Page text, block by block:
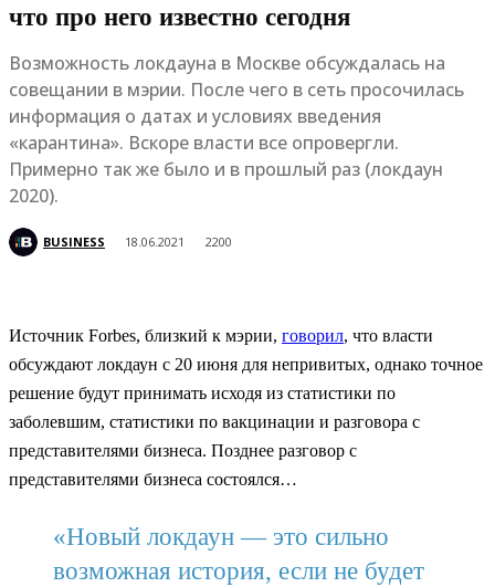
что про него известно сегодня
Возможность локдауна в Москве обсуждалась на
совещании в мэрии. После чего в сеть просочилась
информация о датах и условиях введения
«карантина». Вскоре власти все опровергли.
Примерно так же было и в прошлый раз (локдаун
2020).
BUSINESS 18.06.2021 2200
Источник Forbes, близкий к мэрии, говорил, что власти
обсуждают локдаун с 20 июня для непривитых, однако точное
решение будут принимать исходя из статистики по
заболевшим, статистики по вакцинации и разговора с
представителями бизнеса. Позднее разговор с
представителями бизнеса состоялся…
«Новый локдаун — это сильно
возможная история, если не будет